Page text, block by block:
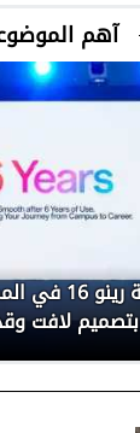
آهم
أوبو تطلق
بتصميم لافت